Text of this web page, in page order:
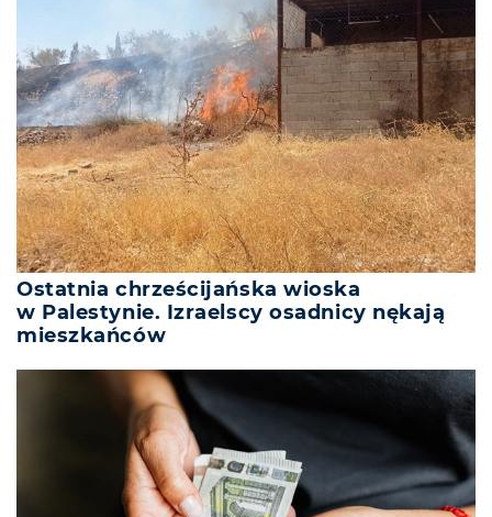
Ostatnia chrześcijańska wioska
w Palestynie. Izraelscy osadnicy nękają
mieszkańców